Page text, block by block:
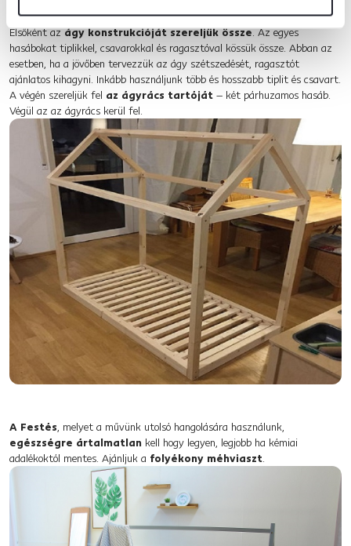
Elsőként azágy konstrukcióját szereljük össze. Az egyes
hasábokat tiplikkel, csavarokkal és ragasztóval kössük össze. Abban az
esetben, ha a jövőben tervezzük az ágy szétszedését, ragasztót
ajánlatos kihagyni. Inkább használjunk több és hosszabb tiplit és csavart.
A végén szereljük fel az ágyrács tartóját – két párhuzamos hasáb.
Végül az az ágyrács kerül fel.
A Festés, melyet a művünk utolsó hangolására használunk,
egészségre ártalmatlan kell hogy legyen, legjobb ha kémiai
adalékoktól mentes. Ajánljuk a folyékony méhviaszt.